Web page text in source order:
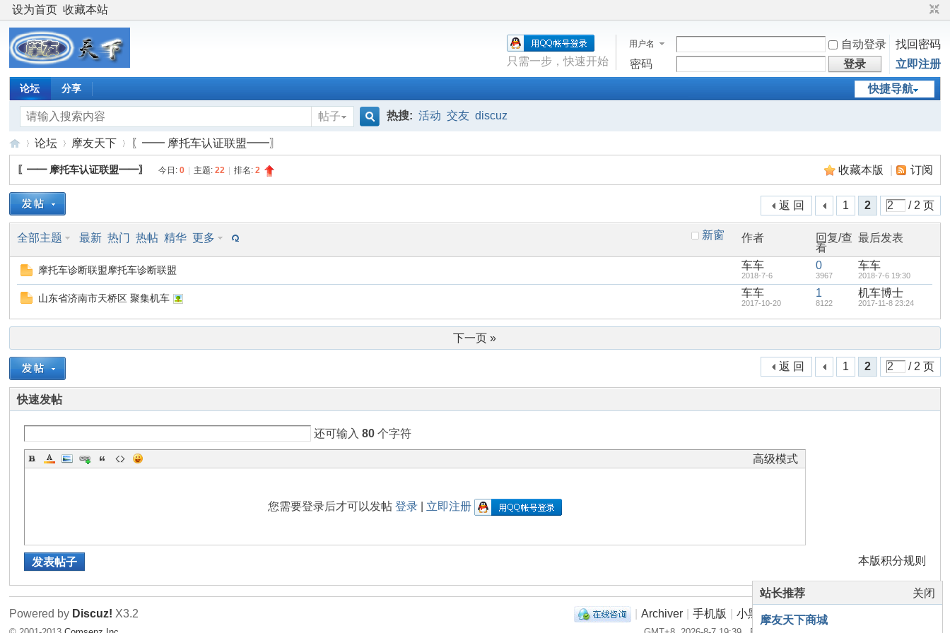
设为首页 收藏本站
用户名 自动登录
找回密码
密码
登录 立即注册
只需一步，快速开始
快捷导航
论坛 分享
帖子
热搜: 活动 交友 discuz
摩
下
»
论坛 摩友天下 〖━━ 摩托车认证联盟━━〗
收藏本版 订阅
〖━━ 摩托车认证联盟━━〗 今日:0 主题:22 排名:2
1 2 / 2 页
返 回
新窗
全部主题 最新 热门 热帖 精华 更多 作者
回复/查
看
最后发表
摩托车诊断联盟摩托车诊断联盟 车车
2018-7-6
0
3967
车车
2018-7-6 19:30
山东省济南市天桥区 聚集机车 车车
2017-10-20
1
8122
机车博士
2017-11-8 23:24
下一页 »
1 2 / 2 页
返 回
快速发帖
还可输入80 个字符
高级模式
您需要登录后才可以发帖 登录| 立即注册
本版积分规则
发表帖子
关闭
站长推荐
摩友天下商城
Archiver 手机版 小黑屋 | 摩友天下 摩托车ABS防抱死
Powered by Discuz! X3.2